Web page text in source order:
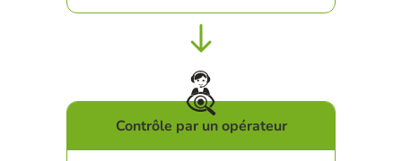
Contrôle par un opérateur